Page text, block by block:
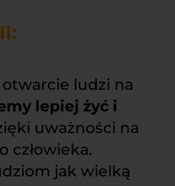
ludzi na
lepiej żyć i
uważności na
człowieka.
jak wielką